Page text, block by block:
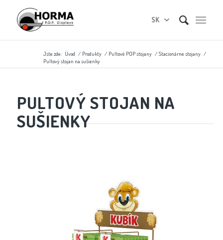
SK
Jste zde: Úvod / Produkty / Pultové POP stojany / Stacionárne stojany /
Pultový stojan na sušienky
PULTOVÝ STOJAN NA
SUŠIENKY